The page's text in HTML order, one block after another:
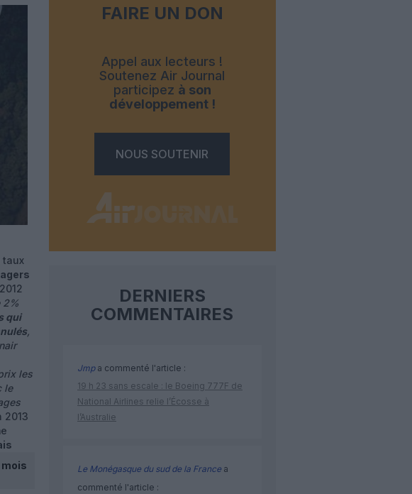
taux
2%
qui
,
les
le
2013
mois
FAIRE UN DON
Appel aux lecteurs !
Soutenez Air Journal
participez à son
développement !
NOUS SOUTENIR
DERNIERS
COMMENTAIRES
Jmpa commenté l'article :
19 h 23 sans escale : le Boeing 777F de
National Airlines relie l’Écosse à
l’Australie
Le Monégasque du sud de la Francea
commenté l'article :